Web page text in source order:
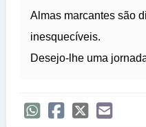
Almas marcantes são
inesquecíveis.
Desejo-lhe uma